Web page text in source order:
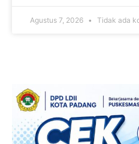
Agustus 7, 2026 Tidak ada